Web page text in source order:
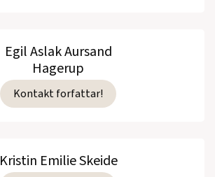
Egil Aslak Aursand
Hagerup
Kontakt forfattar!
Kristin Emilie Skeide